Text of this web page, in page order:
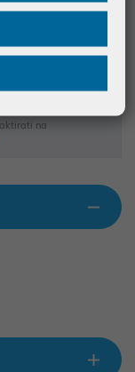
Mikronis d.o.o. ne
na